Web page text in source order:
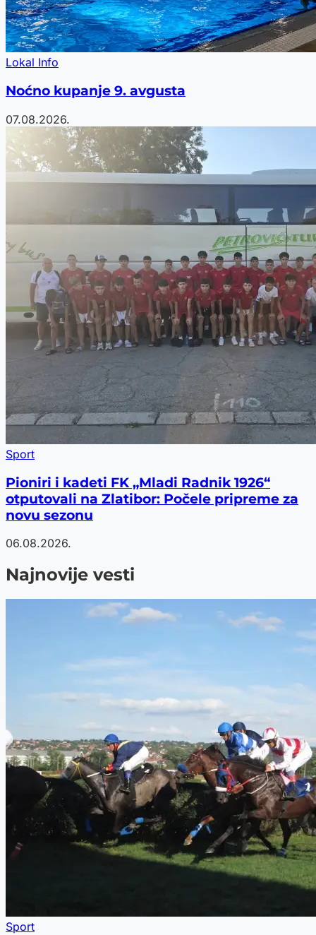
Lokal Info
Noćno kupanje 9. avgusta
07.08.2026.
Sport
Pioniri i kadeti FK „Mladi Radnik 1926“
otputovali na Zlatibor: Počele pripreme za
novu sezonu
06.08.2026.
Najnovije vesti
Sport